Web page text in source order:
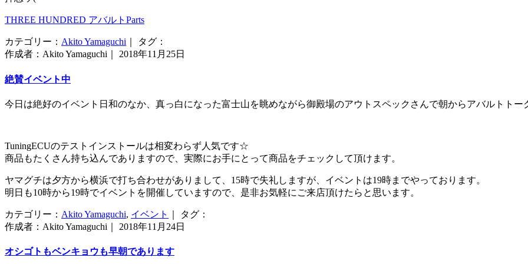
THREE HUNDRED アバルトParts
カテゴリー： Akito Yamaguchi ｜ タグ：
作成者：Akito Yamaguchi｜ 2018年11月25日
絶賛イベント中
今日は絶好のイベント日和のなか、真っ白になった富士山を眺めながら御殿場のアウトスペックさんで朝からアバルトトー
TuningECUのテストインストールは相変わらず人気です☆
商品もたくさん持ち込んでありますので、実際にお手にとって商品をチェックして頂けます。
ヤマグチは夕方から横浜で打ち合わせがありまして、15時で失礼しますが、イベントは19時までやっております。
明日も10時から19時でイベントを開催していますので、是非お気軽にご来店頂けたらと思います。
カテゴリー： Akito Yamaguchi, イベント
｜ タグ：
作成者：Akito Yamaguchi｜ 2018年11月24日
オシゴトもベンキョウも早朝であります